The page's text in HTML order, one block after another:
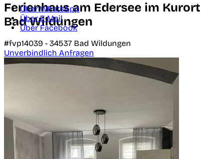
Über WhatsApp
Über E-Mail
Über Facebook
Ferienhaus am Edersee im Kurort
Bad Wildungen
#fvp14039 - 34537 Bad Wildungen
Unverbindlich Anfragen